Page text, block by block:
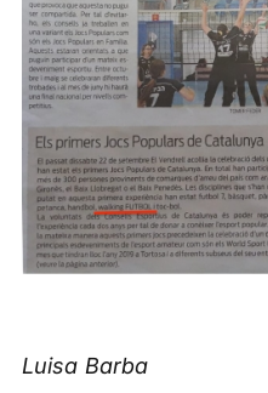
Luisa Barba